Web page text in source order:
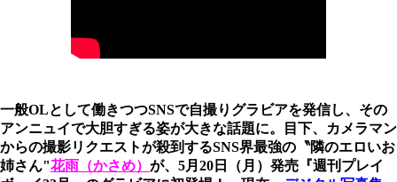
一般OLとして働きつつSNSで自撮りグラビアを発信し、その
アンニュイで大胆すぎる姿が大きな話題に。目下、カメラマン
からの撮影リクエストが殺到するSNS界最強の〝隣のエロいお
姉さん"花雨（かさめ） が、5月20日（月）発売『週刊プレイ